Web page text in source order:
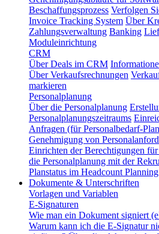
Beschaffungsprozess Verfolgen
Invoice Tracking System Über
Zahlungsverwaltung Banking
Moduleinrichtung
CRM
Über Deals im CRM
Über Verkaufsrechnungen
markieren
Personalplanung
Über die Personalplanung
Personalplanungszeitraums
Anfragen (für Personalbedarf-
Genehmigung von
Einrichten der Berechtigungen
die Personalplanung mit der
Planstatus im Headcount Planning
Dokumente & Unterschriften
Vorlagen und Variablen
E-Signaturen
Wie man ein Dokument signiert
Warum kann ich die E-Signatur